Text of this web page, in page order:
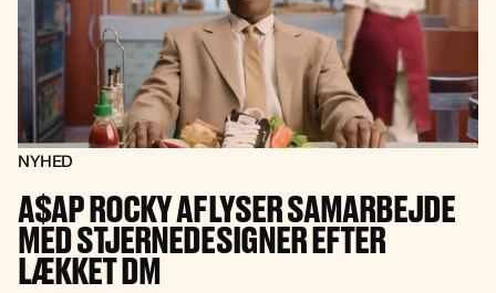
NYHED
A$AP ROCKY AFLYSER SAMARBEJDE
MED STJERNEDESIGNER EFTER
LÆKKET DM